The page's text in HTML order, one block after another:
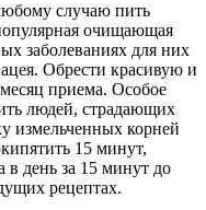
случаю пить
очищающая
заболеваниях для них
Обрести красивую и
приема. Особое
людей, страдающих
измельченных корней
15 минут,
в день за 15 минут до
рецептах.